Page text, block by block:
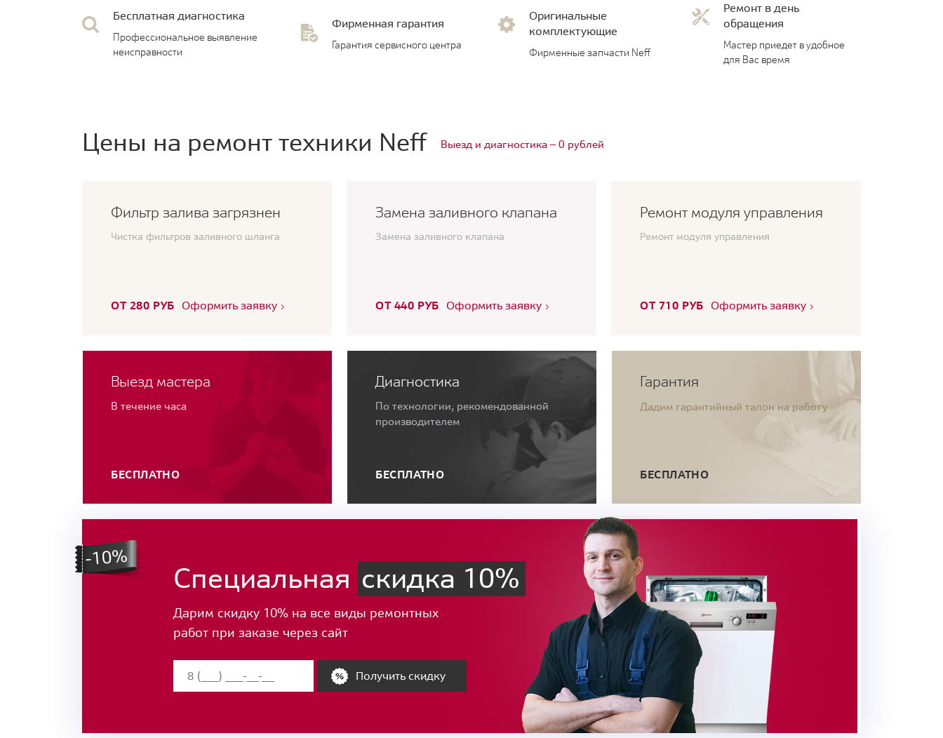
Бесплатная диагностика
Профессиональное выявление
неисправности
Фирменная гарантия
Гарантия сервисного центра
Оригинальные
комплектующие
Фирменные запчасти Neff
Ремонт в день
обращения
Мастер приедет в удобное
для Вас время
Цены на ремонт техники Neff Выезд и диагностика — 0 рублей
Фильтр залива загрязнен
Чистка фильтров заливного шланга
ОТ 280 РУБ Оформить заявку
Замена заливного клапана
Замена заливного клапана
ОТ 440 РУБ Оформить заявку
Ремонт модуля управления
Ремонт модуля управления
ОТ 710 РУБ Оформить заявку
Выезд мастера
В течение часа
БЕСПЛАТНО
Диагностика
По технологии, рекомендованной
производителем
БЕСПЛАТНО
Гарантия
Дадим гарантийный талон на работу
БЕСПЛАТНО
Специальная скидка 10%
Дарим скидку 10% на все виды ремонтных
работ при заказе через сайт
Получить скидку